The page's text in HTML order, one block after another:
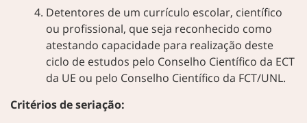
Detentores de um currículo escolar, científico
ou profissional, que seja reconhecido como
atestando capacidade para realização deste
ciclo de estudos pelo Conselho Científico da ECT
da UE ou pelo Conselho Científico da FCT/UNL.
Critérios de seriação: